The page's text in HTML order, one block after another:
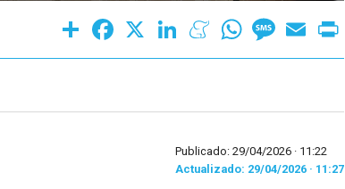
Share Facebook LinkedInMeneameWhatsAppMessage
Email
Publicado: 29/04/2026 · 11:22
Actualizado: 29/04/2026 · 11:27